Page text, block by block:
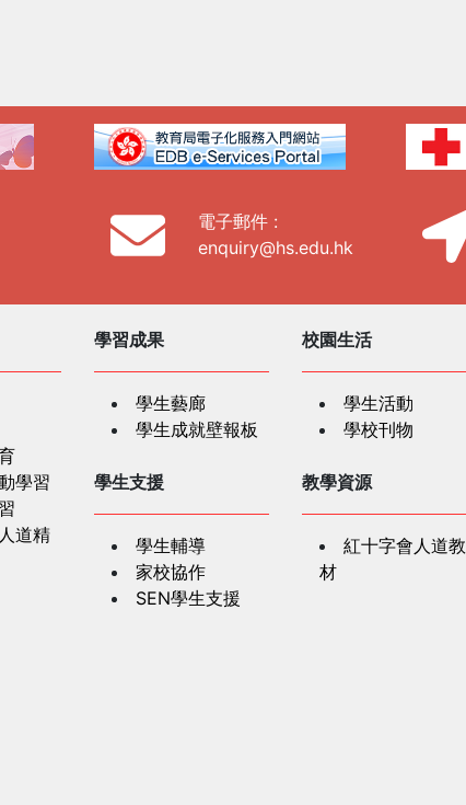
電子郵件 :
enquiry@hs.edu.hk
學習
道精
學習成果
學生藝廊
學生成就壁報板
學生支援
學生輔導
家校協作
SEN學生支援
校園生活
學生活動
學校刊物
教學資源
紅十字會人道教
材